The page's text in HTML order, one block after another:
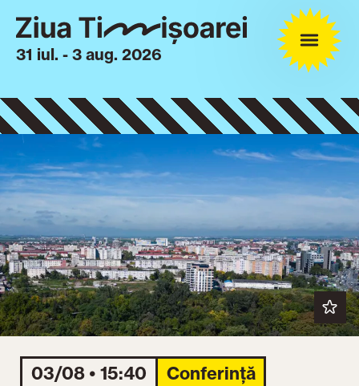
31 iul. - 3 aug. 2026
03/08 • 15:40 Conferință